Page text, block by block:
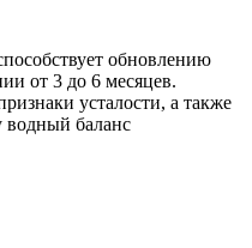
обновлению
от 3 до 6 месяцев.
усталости, а также
водный баланс